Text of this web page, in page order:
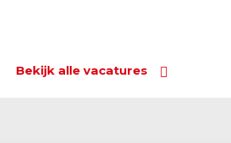
Bekijk alle vacatures